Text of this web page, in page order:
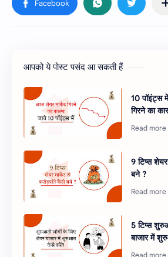
आपको ये पोस्ट पसंद आ सकती हैं
10 पॉइंट्स
गिरने का
9 टिप्स
बने ?
5 टिप्स
बाजार में